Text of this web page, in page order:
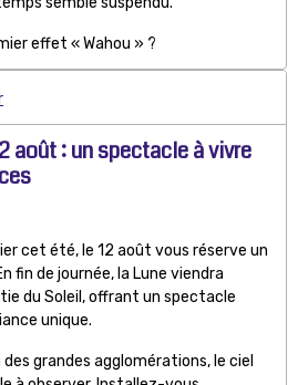
effet « Wahou » ?
août : un spectacle à vivre
cet été, le 12 août vous réserve un
fin de journée, la Lune viendra
du Soleil, offrant un spectacle
unique.
grandes agglomérations, le ciel